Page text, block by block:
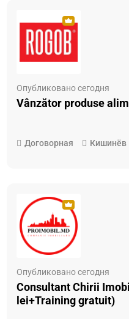
Опубликовано сегодня
Vânzător produse
Договорная Кишинёв
Опубликовано сегодня
Consultant Chirii
lei+Training gratuit)